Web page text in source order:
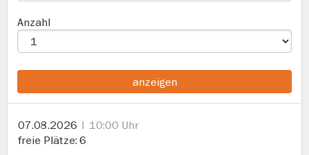
Anzahl
anzeigen
07.08.2026
10:00 Uhr
freie Plätze 6